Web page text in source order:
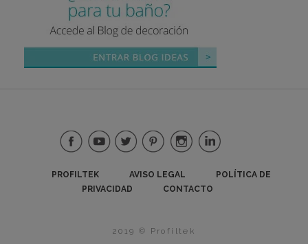
PROFILTEK AVISO LEGAL
POLÍTICA DE
PRIVACIDAD
CONTACTO
2019 © Profiltek